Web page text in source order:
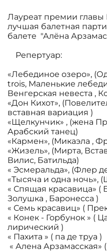
Лауреат премии
лучшая балетная
балете "Алёна
Репертуар:
«Лебединое озеро»,
trois, Маленькие
Венгерская невеста ,
«Дон Кихот»,
вставная вариация )
«Щелкунчик» , (жена
Арабский танец)
«Кармен», (Микаэла ,
«Жизель», (Мирта,
Вилис, Батильда)
« Эсмеральда», (Флер
«Тысяча и одна ночь»,
« Спящая красавица»
Золушка , Баронесса )
« Семь красавиц» (
« Конек - Горбунок » (
лирический )
« Пахита » ( па де труа )
« Алена Арзамасская»